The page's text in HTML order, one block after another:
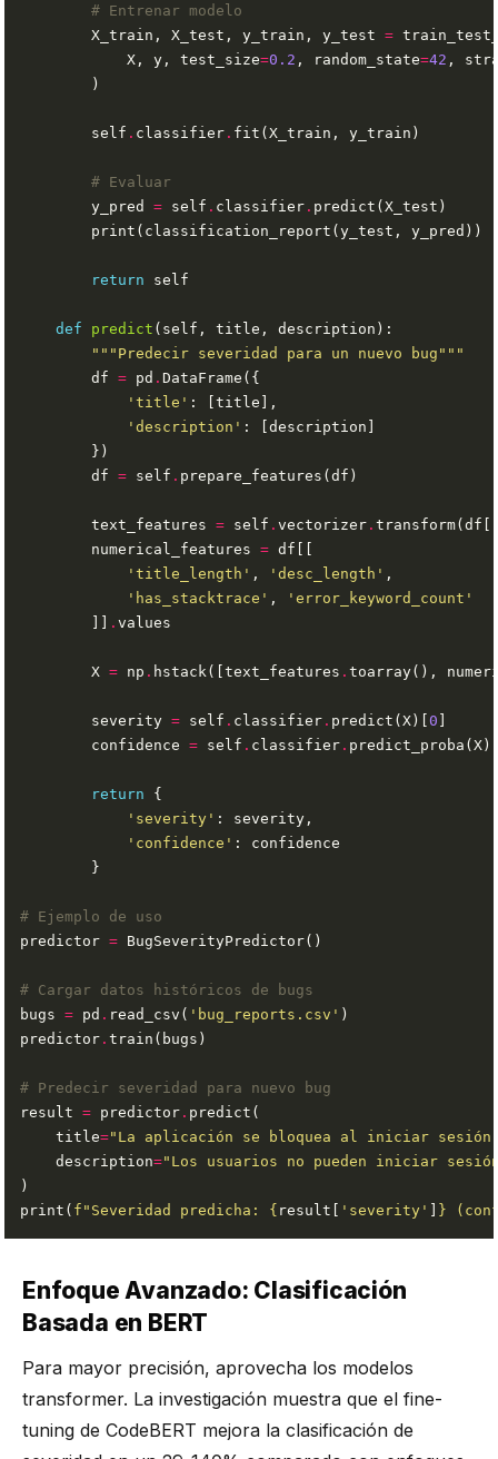
# Entrenar modelo
        X_train, X_test, y_train, y_test
=
            X, y, test_size
=0.2 , random_state=42 ,
        self
. classifier .
# Evaluar
        y_pred
= self . classifier .
return
def predict
"""Predecir severidad para un nuevo bug"""
        df
= pd .
'title'
'description'
        df
= self .
        text_features
= self .vectorizer .transform(df[
        numerical_features
=
'title_length' , 'desc_length'
'has_stacktrace' ,
'error_keyword_count'
        ]]
.
        X
= np . hstack([text_features .
        severity
= self . classifier . predict(X)[0
        confidence
= self . classifier . predict_proba(X)
return
'severity'
'confidence'
# Ejemplo de uso
predictor =
# Cargar datos históricos de bugs
bugs = pd . read_csv( 'bug_reports.csv'
predictor .
# Predecir severidad para nuevo bug
result = predictor .
    title
="La aplicación se bloquea al iniciar
    description
="Los usuarios no pueden iniciar
print( f "Severidad predicha: { result[ 'severity' ] }
Enfoque Avanzado: Clasificación
Basada en BERT
Para mayor precisión, aprovecha los modelos
transformer. La investigación muestra que el fine-
tuning de CodeBERT mejora la clasificación de